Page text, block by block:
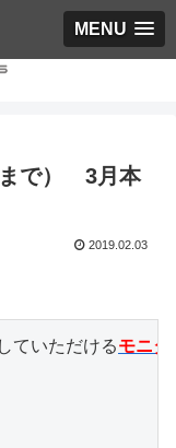
MENU
まで） 3月本
2019.02.03
ていただけるモニタ